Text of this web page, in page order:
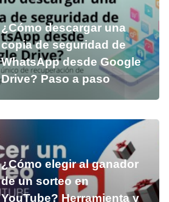
¿Cómo descargar una
copia de seguridad de
WhatsApp desde Google
Drive? Paso a paso
¿Cómo elegir al ganador
de un sorteo en
YouTube? Herramienta y